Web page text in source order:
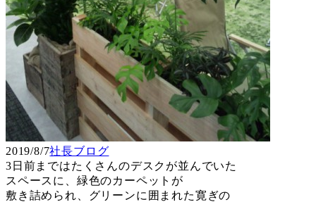
2019/8/7社長ブログ
3日前まではたくさんのデスクが並んでいた
スペースに、緑色のカーペットが
敷き詰められ、グリーンに囲まれた寛ぎの